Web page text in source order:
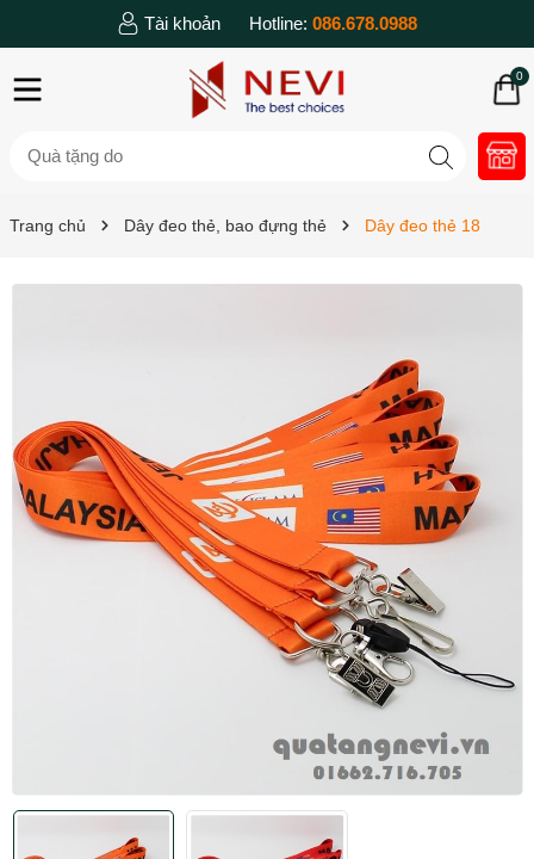
Tài khoản Hotline: 086.678.0988
0
Trang chủ Dây đeo thẻ, bao đựng thẻ Dây đeo thẻ 18